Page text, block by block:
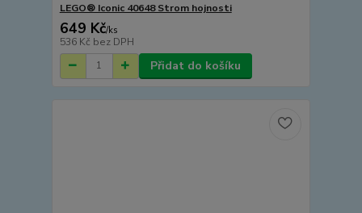
LEGO® Iconic 40648 Strom hojnosti
649 Kč/ks
536 Kč bez DPH
Přidat do košíku